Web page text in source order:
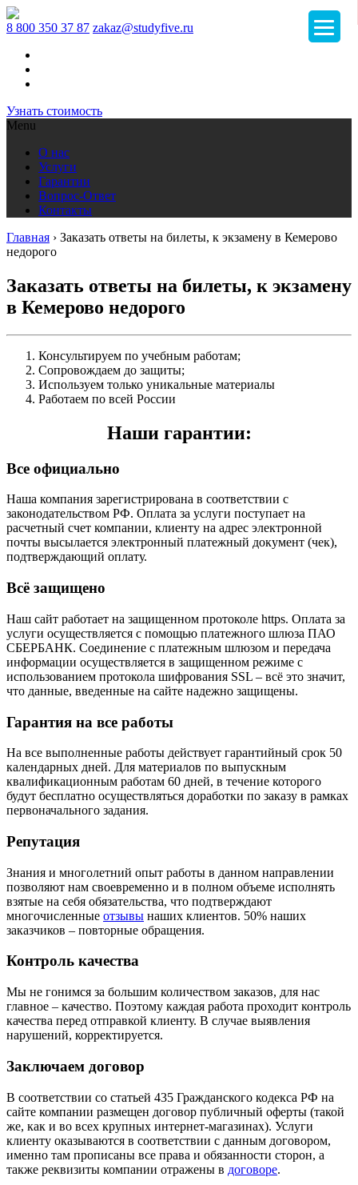
8 800 350 37 87 zakaz@studyfive.ru
Узнать стоимость
Menu
О нас
Услуги
Гарантии
Вопрос-Ответ
Контакты
Главная › Заказать ответы на билеты, к экзамену в Кемерово
недорого
Заказать ответы на билеты, к экзамену
в Кемерово недорого
Консультируем по учебным работам;
Сопровождаем до защиты;
Используем только уникальные материалы
Работаем по всей России
Наши гарантии:
Все официально
Наша компания зарегистрирована в соответствии с
законодательством РФ. Оплата за услуги поступает на
расчетный счет компании, клиенту на адрес электронной
почты высылается электронный платежный документ (чек),
подтверждающий оплату.
Всё защищено
Наш сайт работает на защищенном протоколе https. Оплата за
услуги осуществляется с помощью платежного шлюза ПАО
СБЕРБАНК. Соединение с платежным шлюзом и передача
информации осуществляется в защищенном режиме с
использованием протокола шифрования SSL – всё это значит,
что данные, введенные на сайте надежно защищены.
Гарантия на все работы
На все выполненные работы действует гарантийный срок 50
календарных дней. Для материалов по выпускным
квалификационным работам 60 дней, в течение которого
будут бесплатно осуществляться доработки по заказу в рамках
первоначального задания.
Репутация
Знания и многолетний опыт работы в данном направлении
позволяют нам своевременно и в полном объеме исполнять
взятые на себя обязательства, что подтверждают
многочисленные отзывы наших клиентов. 50% наших
заказчиков – повторные обращения.
Контроль качества
Мы не гонимся за большим количеством заказов, для нас
главное – качество. Поэтому каждая работа проходит контроль
качества перед отправкой клиенту. В случае выявления
нарушений, корректируется.
Заключаем договор
В соответствии со статьей 435 Гражданского кодекса РФ на
сайте компании размещен договор публичный оферты (такой
же, как и во всех крупных интернет-магазинах). Услуги
клиенту оказываются в соответствии с данным договором,
именно там прописаны все права и обязанности сторон, а
также реквизиты компании отражены в договоре.